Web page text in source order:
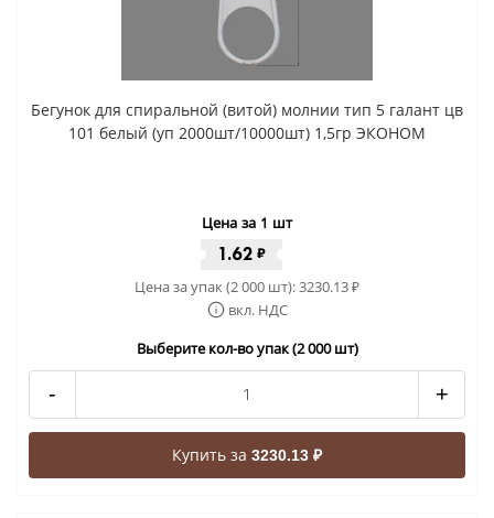
Бегунок для спиральной (витой) молнии тип 5 галант цв
101 белый (уп 2000шт/10000шт) 1,5гр ЭКОНОМ
Цена за 1 шт
1.62 ₽
Цена за упак (2 000 шт):3230.13₽
вкл. НДС
Выберите кол-во упак (2 000 шт)
- +
Купить за 3230.13 ₽